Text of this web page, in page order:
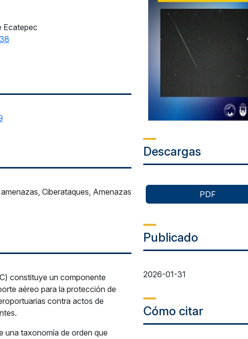
Ecatepec
Ciberataques, Amenazas
constituye un componente
aéreo para la protección de
contra actos de
una taxonomía de orden que
Descargas
PDF
Publicado
2026-01-31
Cómo citar